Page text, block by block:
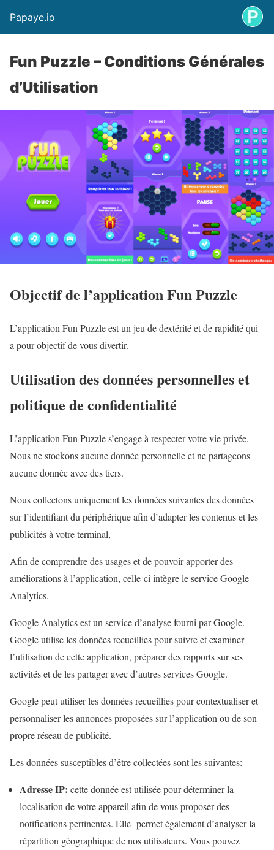
Papaye.io
Fun Puzzle – Conditions Générales
d’Utilisation
Objectif de l’application Fun Puzzle
L’application Fun Puzzle est un jeu de dextérité et de rapidité qui
a pour objectif de vous divertir.
Utilisation des données personnelles et
politique de confidentialité
L’application Fun Puzzles’engage à respecter votre vie privée.
Nous ne stockons aucune donnée personnelle et ne partageons
aucune donnée avec des tiers.
Nous collectons uniquement les données suivantes des données
sur l’identifiant du périphérique afin d’adapter les contenus et les
publicités à votre terminal,
Afin de comprendre des usages et de pouvoir apporter des
améliorations à l’application, celle-ci intègre le service Google
Analytics.
Google Analytics est un service d’analyse fourni par Google.
Google utilise les données recueillies pour suivre et examiner
l’utilisation de cette application, préparer des rapports sur ses
activités et de les partager avec d’autres services Google.
Google peut utiliser les données recueillies pour contextualiser et
personnaliser les annonces proposées sur l’application ou de son
propre réseau de publicité.
Les données susceptibles d’être collectées sont les suivantes:
Adresse IP: cette donnée est utilisée pour déterminer la
localisation de votre appareil afin de vous proposer des
notifications pertinentes. Elle permet également d’analyser la
répartition géographique de nos utilisateurs. Vous pouvez